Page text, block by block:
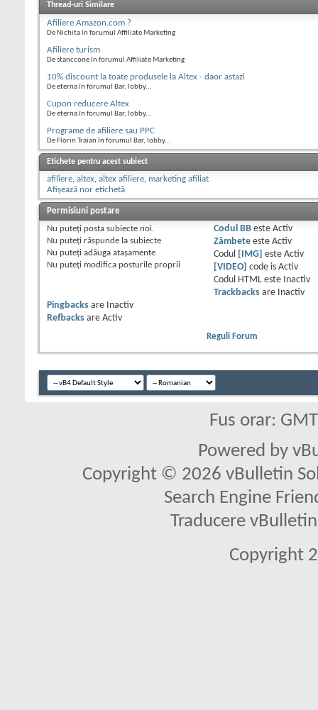
Thread-uri Similare
Afiliere Amazon.com ?
De Nichita în forumul Affiliate Marketing
Afiliere turism
De stanccone în forumul Affiliate Marketing
10% discount la toate produsele la Altex - daor astazi
De eterna în forumul Bar, lobby...
Cupon reducere Altex
De eterna în forumul Bar, lobby...
Programe de afiliere sau PPC
De Florin Traian în forumul Bar, lobby...
Etichete pentru acest subiect
afiliere, altex, altex afiliere, marketing afiliat
Afișează nor etichetă
Permisiuni postare
Nu puteţi posta subiecte noi.
Nu puteţi răspunde la subiecte
Nu puteţi adăuga ataşamente
Nu puteţi modifica posturile proprii
Codul BBeste Activ
Zâmbeteeste Activ
Codul
[IMG] este Activ
[VIDEO] code is Activ
Codul HTML este
Inactiv
Trackbacksare
Inactiv
Pingbacks are
Inactiv
Refbacks are Activ
Reguli Forum
Fus orar:
Powered by
Copyright © 2026 vBulletin
Search Engine
Traducere
Copyright